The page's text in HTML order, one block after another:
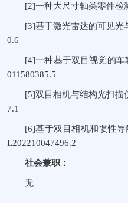
[2]一种大尺寸轴类零件检
[3]基于激光雷达的可见光
0.6
[4]一种基于双目视觉的
011580385.5
[5]双目相机与结构光扫描
7.1
[6]基于双目相机和惯性
L202210047496.2
社会兼职：
无